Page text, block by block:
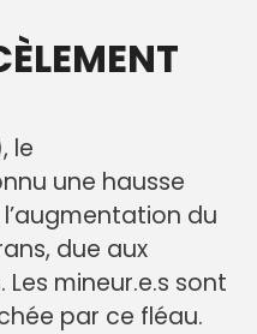
le
une hausse
du
due aux
mineur.e.s sont
par ce fléau.